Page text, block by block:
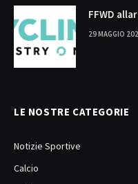
FFWD
29 MAGGIO
LE NOSTRE CATEGORIE
Notizie Sportive
Calcio